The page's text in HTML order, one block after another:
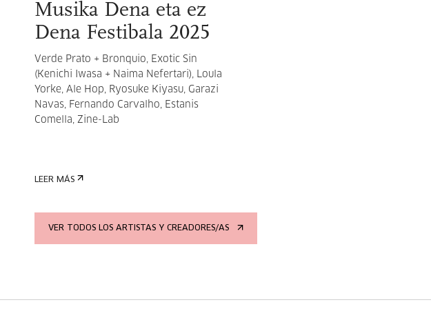
Musika Dena eta ez
Dena Festibala 2025
Verde Prato + Bronquio, Exotic Sin
(Kenichi Iwasa + Naima Nefertari), Loula
Yorke, Ale Hop, Ryosuke Kiyasu, Garazi
Navas, Fernando Carvalho, Estanis
Comella, Zine-Lab
LEER MÁS
VER TODOS LOS ARTISTAS Y CREADORES/AS